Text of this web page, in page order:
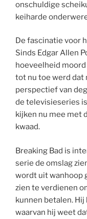
onschuldige
keiharde
De fascinatie voor
Sinds Edgar Allen
hoeveelheid
tot nu toe werd dat
perspectief van
de televisieseries
kijken nu mee met
kwaad.
Breaking Bad is
serie de omslag
wordt uit wanhoop
zien te verdienen
kunnen betalen.
waarvan hij weet